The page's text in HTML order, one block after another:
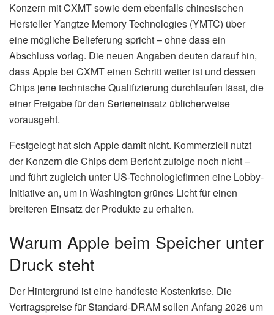
Konzern mit CXMT sowie dem ebenfalls chinesischen
Hersteller Yangtze Memory Technologies (YMTC) über
eine mögliche Belieferung spricht – ohne dass ein
Abschluss vorlag. Die neuen Angaben deuten darauf hin,
dass Apple bei CXMT einen Schritt weiter ist und dessen
Chips jene technische Qualifizierung durchlaufen lässt, die
einer Freigabe für den Serieneinsatz üblicherweise
vorausgeht.
Festgelegt hat sich Apple damit nicht. Kommerziell nutzt
der Konzern die Chips dem Bericht zufolge noch nicht –
und führt zugleich unter US-Technologiefirmen eine Lobby-
Initiative an, um in Washington grünes Licht für einen
breiteren Einsatz der Produkte zu erhalten.
Warum Apple beim Speicher unter
Druck steht
Der Hintergrund ist eine handfeste Kostenkrise. Die
Vertragspreise für Standard-DRAM sollen Anfang 2026 um